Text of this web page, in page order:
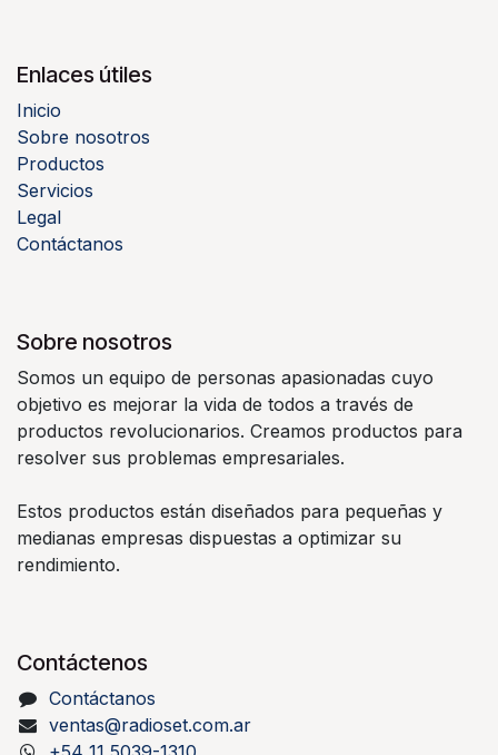
Enlaces útiles
Inicio
Sobre nosotros
Productos
Servicios
Legal
Contáctanos
Sobre nosotros
Somos un equipo de personas apasionadas cuyo
objetivo es mejorar la vida de todos a través de
productos revolucionarios. Creamos productos para
resolver sus problemas empresariales.
Estos productos están diseñados para pequeñas y
medianas empresas dispuestas a optimizar su
rendimiento.
Contáctenos
Contáctanos
ventas@radioset.com.ar